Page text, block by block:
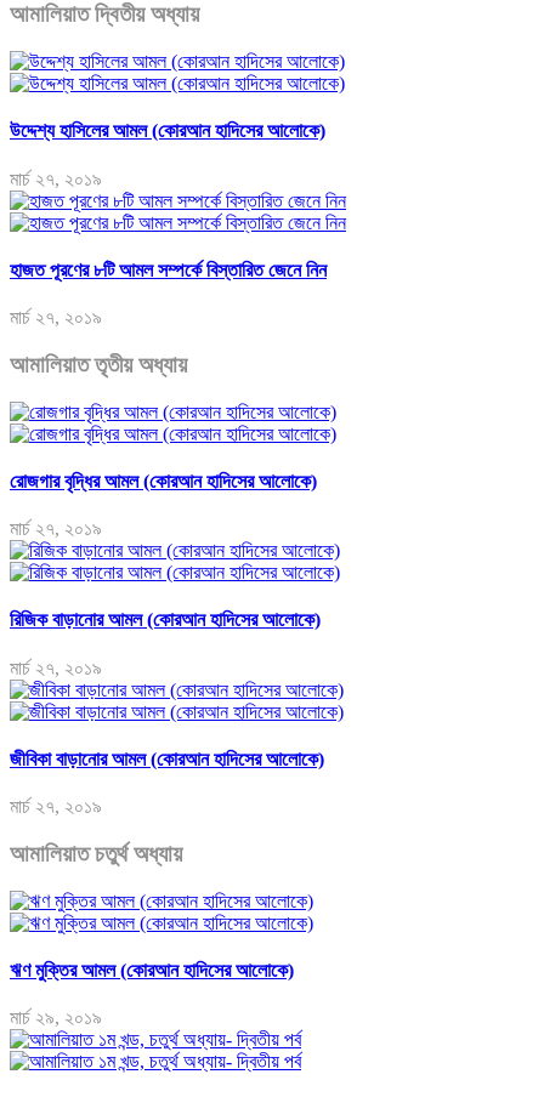
আমালিয়াত দ্বিতীয় অধ্যায়
উদ্দেশ্য হাসিলের আমল (কোরআন হাদিসের আলোকে)
মার্চ ২৭, ২০১৯
হাজত পূরণের ৮টি আমল সম্পর্কে বিস্তারিত জেনে নিন
মার্চ ২৭, ২০১৯
আমালিয়াত তৃতীয় অধ্যায়
রোজগার বৃদ্ধির আমল (কোরআন হাদিসের আলোকে)
মার্চ ২৭, ২০১৯
রিজিক বাড়ানোর আমল (কোরআন হাদিসের আলোকে)
মার্চ ২৭, ২০১৯
জীবিকা বাড়ানোর আমল (কোরআন হাদিসের আলোকে)
মার্চ ২৭, ২০১৯
আমালিয়াত চতুর্থ অধ্যায়
ঋণ মুক্তির আমল (কোরআন হাদিসের আলোকে)
মার্চ ২৯, ২০১৯